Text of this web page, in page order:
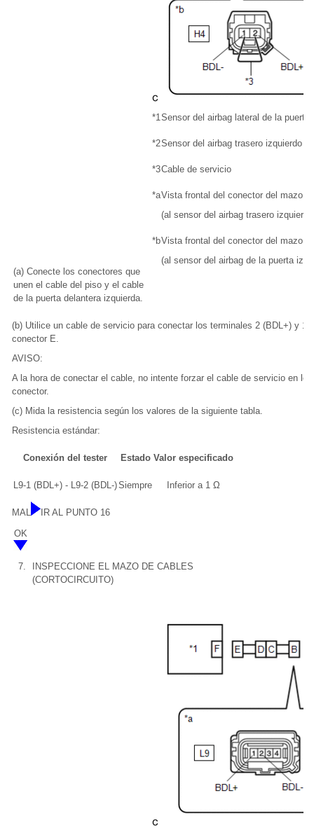
(a) Conecte los conectores que
unen el cable del piso y el cable
de la puerta delantera izquierda.
*1Sensor del airbag lateral de la puerta
*2Sensor del airbag trasero izquierdo
*3Cable de servicio
*aVista frontal del conector del mazo
(al sensor del airbag trasero
*bVista frontal del conector del mazo
(al sensor del airbag de la puerta
(b) Utilice un cable de servicio para conectar los terminales 2 (BDL+) y 1
conector E.
AVISO:
A la hora de conectar el cable, no intente forzar el cable de servicio en
conector.
(c) Mida la resistencia según los valores de la siguiente tabla.
Resistencia estándar:
Conexión del tester Estado Valor especificado
L9-1 (BDL+) - L9-2 (BDL-)Siempre Inferior a 1 Ω
MAL
IR AL PUNTO 16
OK
7.
INSPECCIONE EL MAZO DE CABLES
(CORTOCIRCUITO)